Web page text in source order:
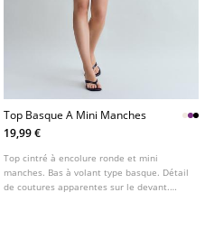
Top Basque A Mini Manches
19,99 €
Top cintré à encolure ronde et mini
manches. Bas à volant type basque. Détail
de coutures apparentes sur le devant.